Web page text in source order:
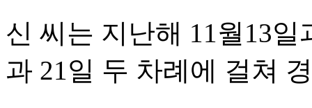
신 씨는 지난해 11월13
과 21일 두 차례에 걸쳐